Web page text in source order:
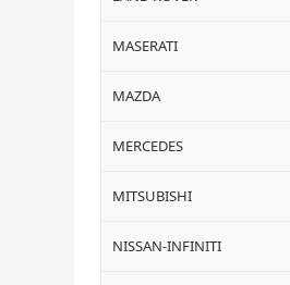
MASERATI
MAZDA
MERCEDES
MITSUBISHI
NISSAN-INFINITI